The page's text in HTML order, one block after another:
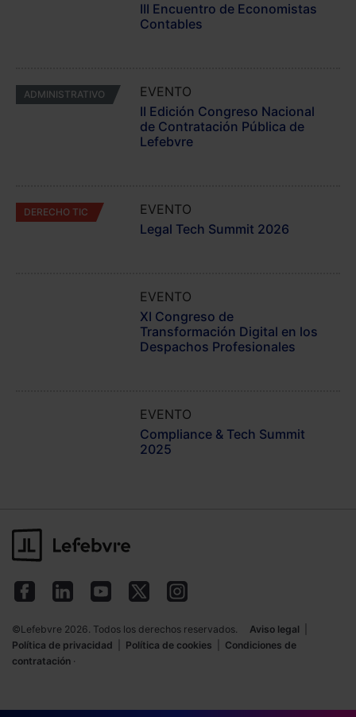
III Encuentro de Economistas
Contables
ADMINISTRATIVO
EVENTO
II Edición Congreso Nacional
de Contratación Pública de
Lefebvre
DERECHO TIC
EVENTO
Legal Tech Summit 2026
EVENTO
XI Congreso de
Transformación Digital en los
Despachos Profesionales
EVENTO
Compliance & Tech Summit
2025
©Lefebvre 2026. Todos los derechos reservados. Aviso legal
Política de privacidad
Política de cookies
Condiciones de
contratación ·